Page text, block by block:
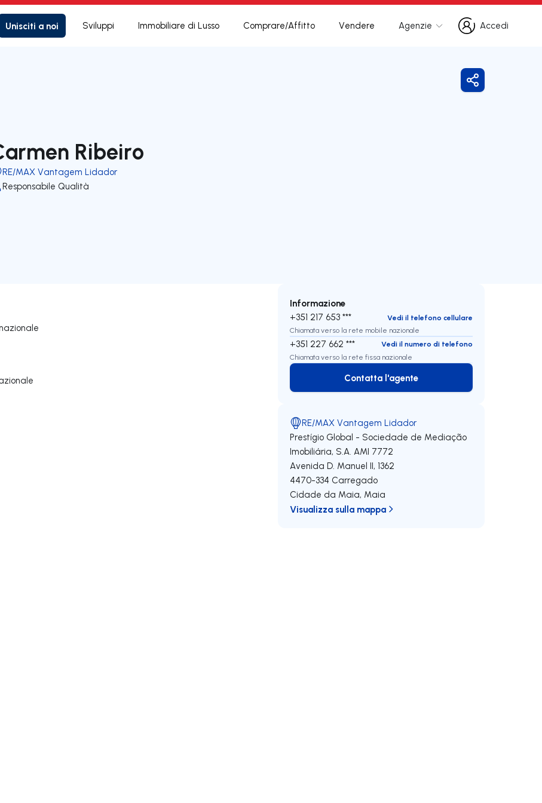
Unisciti a noi Sviluppi Immobiliare di Lusso Comprare/Affitto Vendere Agenzie
Accedi
Accedi
Ribeiro
RE/MAX Vantagem Lidador
Responsabile Qualità
Condividi
Informazione
+351 217 653 ***
Vedi il telefono cellulare
Chiamata verso la rete mobile nazionale
+351 227 662 ***
Vedi il numero di telefono
Chiamata verso la rete fissa nazionale
Contatta l'agente
Contatta l'agente
RE/MAX Vantagem Lidador
Prestígio Global - Sociedade de Mediação
Imobiliária, S.A. AMI 7772
Avenida D. Manuel II, 1362
4470-334 Carregado
Cidade da Maia, Maia
Visualizza sulla mappa